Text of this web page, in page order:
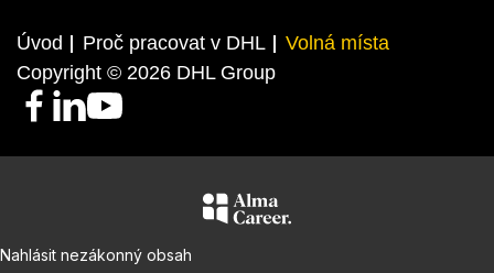
Úvod Proč pracovat v DHL
Volná místa
Copyright © 2026 DHL Group
F
c
o
L
n
d
Y
u
b
Nahlásit nezákonný obsah